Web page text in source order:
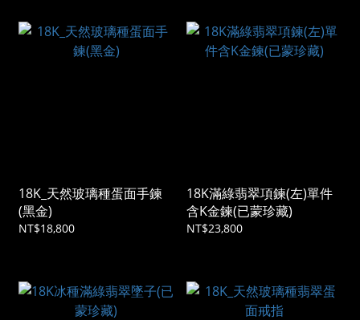
18K_天然玻璃種蛋面手鍊
(黑金)
NT$18,800
18K滿綠翡翠項鍊(左)單件
含K金鍊(已蒙珍藏)
NT$23,800